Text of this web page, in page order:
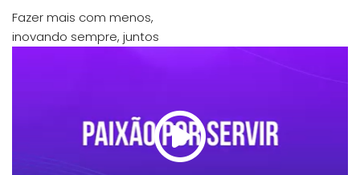
Fazer mais com menos,
inovando sempre, juntos